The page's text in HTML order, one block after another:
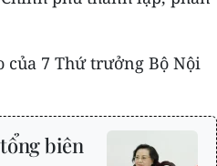
của 7 Thứ trưởng Bộ Nội
biên